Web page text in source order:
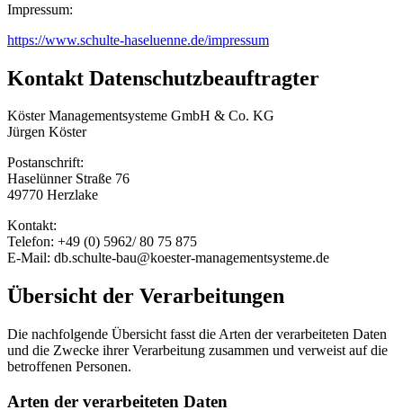
Impressum:
https://www.schulte-haseluenne.de/impressum
Kontakt Datenschutzbeauftragter
Köster Managementsysteme GmbH & Co. KG
Jürgen Köster
Postanschrift:
Haselünner Straße 76
49770 Herzlake
Kontakt:
Telefon: +49 (0) 5962/ 80 75 875
E-Mail: db.schulte-bau@koester-managementsysteme.de
Übersicht der Verarbeitungen
Die nachfolgende Übersicht fasst die Arten der verarbeiteten Daten
und die Zwecke ihrer Verarbeitung zusammen und verweist auf die
betroffenen Personen.
Arten der verarbeiteten Daten